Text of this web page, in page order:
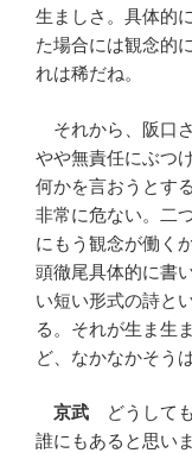
生ましさ。具体的
た場合には観念的
れは稀だね。
それから、阪口
やや無責任にぶつ
何かを言おうとす
非常に危ない。二
にもう観念が働く
頭徹尾具体的に書
い短い形式の詩と
る。それが生ま生
ど、なかなかそう
京武
どうして
誰にもあると思い